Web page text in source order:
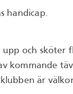
handicap.
upp och
kommande
är